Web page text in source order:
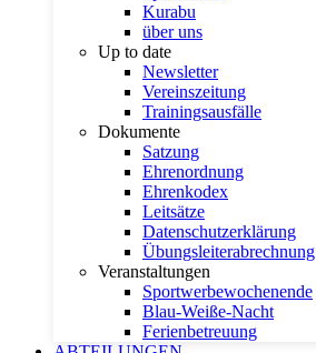
Kurabu
über uns
Up to date
Newsletter
Vereinszeitung
Trainingsausfälle
Dokumente
Satzung
Ehrenordnung
Ehrenkodex
Leitsätze
Datenschutzerklärung
Übungsleiterabrechnung
Veranstaltungen
Sportwerbewochenende
Blau-Weiße-Nacht
Ferienbetreuung